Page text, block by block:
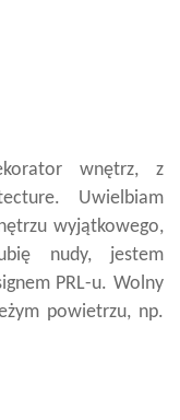
wnętrz, z
Uwielbiam
wyjątkowego,
nudy, jestem
PRL-u. Wolny
powietrzu, np.